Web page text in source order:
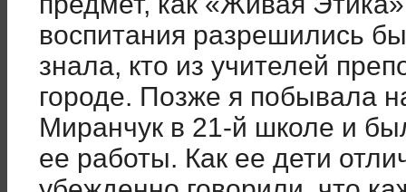
воспитания разрешились
знала, кто из учителей
городе. Позже я побывала
Миранчук в 21-й школе и
ее работы. Как ее дети